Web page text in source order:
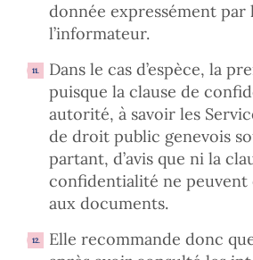
donnée expressément par
l’informateur.
Dans le cas d’espèce, la
puisque la clause de
autorité, à savoir les
de droit public genevois
partant, d’avis que ni la
confidentialité ne peuvent
aux documents.
Elle recommande donc